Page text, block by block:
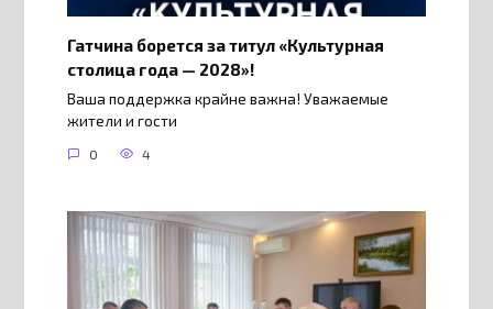
Гатчина борется за титул «Культурная
столица года — 2028»!
Ваша поддержка крайне важна! Уважаемые
жители и гости
0 4